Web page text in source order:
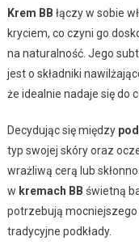
Krem BB łączy w sobie
kryciem, co czyni go
na naturalność. Jego
jest o składniki
że idealnie nadaje się do
Decydując się między
typ swojej skóry oraz
wrażliwą cerą lub
w kremach BB świetną
potrzebują
tradycyjne podkłady.